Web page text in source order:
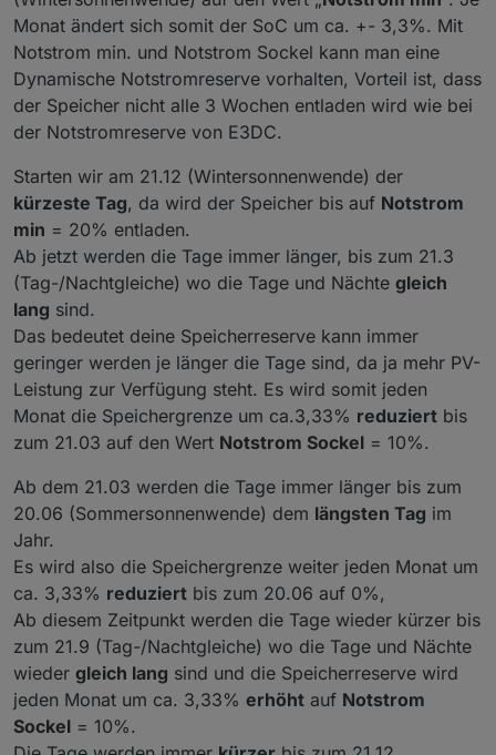
Monat ändert sich somit der SoC um ca. +- 3,3%. Mit
Notstrom min. und Notstrom Sockel kann man eine
Dynamische Notstromreserve vorhalten, Vorteil ist, dass
der Speicher nicht alle 3 Wochen entladen wird wie bei
der Notstromreserve von E3DC.
Starten wir am 21.12 (Wintersonnenwende) der
kürzeste Tag, da wird der Speicher bis auf Notstrom
min = 20% entladen.
Ab jetzt werden die Tage immer länger, bis zum 21.3
(Tag-/Nachtgleiche) wo die Tage und Nächte gleich
lang sind.
Das bedeutet deine Speicherreserve kann immer
geringer werden je länger die Tage sind, da ja mehr PV-
Leistung zur Verfügung steht. Es wird somit jeden
Monat die Speichergrenze um ca.3,33% reduziert bis
zum 21.03 auf den Wert Notstrom Sockel = 10%.
Ab dem 21.03 werden die Tage immer länger bis zum
20.06 (Sommersonnenwende) dem längsten Tag im
Jahr.
Es wird also die Speichergrenze weiter jeden Monat um
ca. 3,33% reduziert bis zum 20.06 auf 0%,
Ab diesem Zeitpunkt werden die Tage wieder kürzer bis
zum 21.9 (Tag-/Nachtgleiche) wo die Tage und Nächte
wieder gleich lang sind und die Speicherreserve wird
jeden Monat um ca. 3,33% erhöht auf Notstrom
Sockel = 10%.